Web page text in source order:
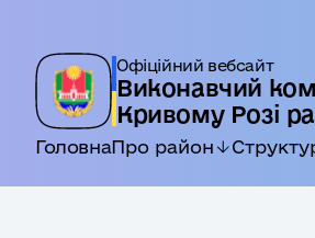
Офіційний вебсайт
Виконавчий
Кривому Розі
ГоловнаПро район